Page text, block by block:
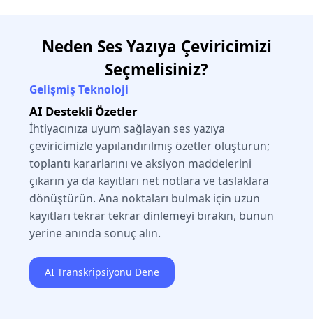
Neden Ses Yazıya Çeviricimizi
Seçmelisiniz?
Gelişmiş Teknoloji
AI Destekli Özetler
İhtiyacınıza uyum sağlayan ses yazıya
çeviricimizle yapılandırılmış özetler oluşturun;
toplantı kararlarını ve aksiyon maddelerini
çıkarın ya da kayıtları net notlara ve taslaklara
dönüştürün. Ana noktaları bulmak için uzun
kayıtları tekrar tekrar dinlemeyi bırakın, bunun
yerine anında sonuç alın.
AI Transkripsiyonu Dene